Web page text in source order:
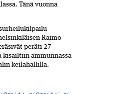
Tänä vuonna
Raimo
peräti 27
kisailtiin ammunnassa
keilahallilla.